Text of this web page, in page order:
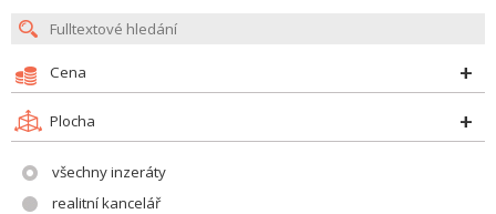
Cena
Plocha
všechny inzeráty
realitní kancelář